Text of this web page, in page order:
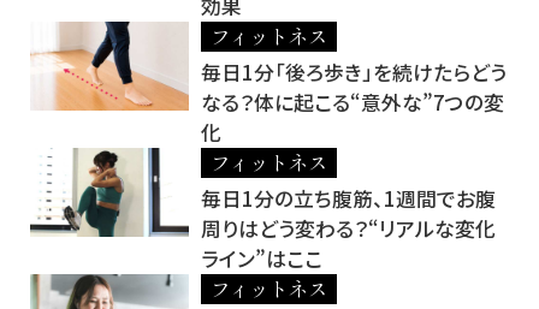
効果
フィットネス
毎日1分「後ろ歩き」を続けたらどう
なる？体に起こる“意外な”7つの変
化
フィットネス
毎日1分の立ち腹筋、1週間でお腹
周りはどう変わる？“リアルな変化
ライン”はここ
フィットネス